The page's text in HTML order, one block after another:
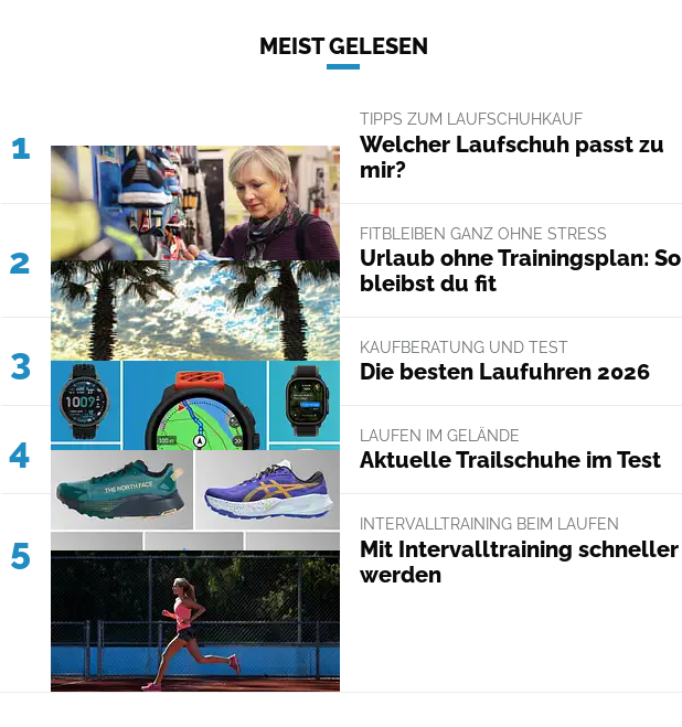
MEIST GELESEN
1
TIPPS ZUM LAUFSCHUHKAUF
Welcher Laufschuh passt zu
mir?
2
FITBLEIBEN GANZ OHNE STRESS
Urlaub ohne Trainingsplan: So
bleibst du fit
3 KAUFBERATUNG UND TEST
Die besten Laufuhren 2026
4 LAUFEN IM GELÄNDE
Aktuelle Trailschuhe im Test
5
INTERVALLTRAINING BEIM LAUFEN
Mit Intervalltraining schneller
werden